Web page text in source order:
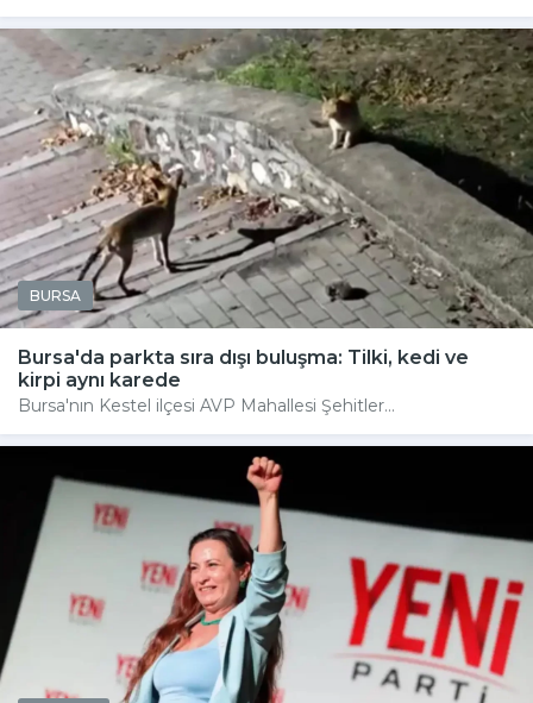
BURSA
Bursa'da parkta sıra dışı buluşma: Tilki, kedi ve
kirpi aynı karede
Bursa'nın Kestel ilçesi AVP Mahallesi Şehitler...